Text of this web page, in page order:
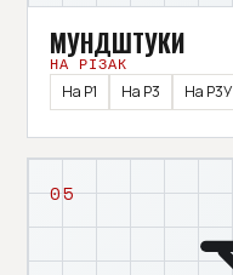
МУНДШТУКИ
НА РІЗАК
На Р1
На Р3 На Р3У
05